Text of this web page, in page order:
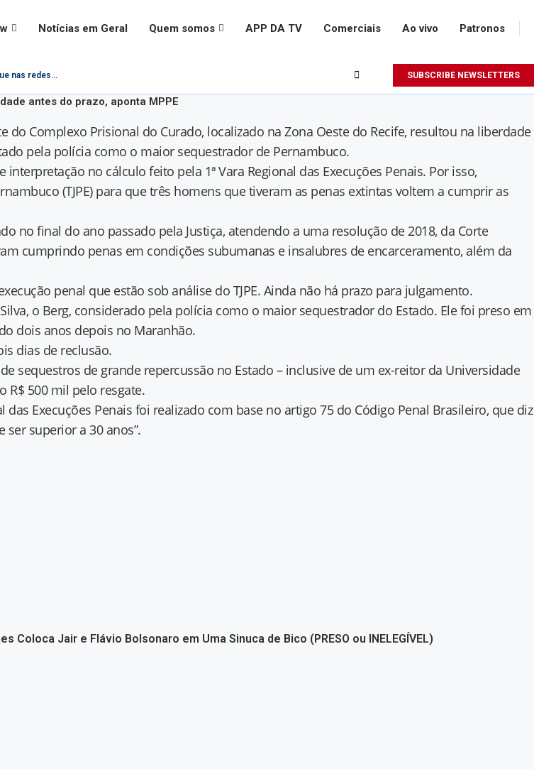
Notícias em Geral Quem somos APP DA TV Comerciais Ao vivo Patronos
nas redes... SUBSCRIBE NEWSLETTERS
antes do prazo, aponta MPPE
Complexo Prisional do Curado, localizado na Zona Oeste do Recife, resultou na liberdade
pela polícia como o maior sequestrador de Pernambuco.
no cálculo feito pela 1ª Vara Regional das Execuções Penais. Por isso,
(TJPE) para que três homens que tiveram as penas extintas voltem a cumprir as
no final do ano passado pela Justiça, atendendo a uma resolução de 2018, da Corte
cumprindo penas em condições subumanas e insalubres de encarceramento, além da
penal que estão sob análise do TJPE. Ainda não há prazo para julgamento.
o Berg, considerado pela polícia como o maior sequestrador do Estado. Ele foi preso em
dois anos depois no Maranhão.
dias de reclusão.
sequestros de grande repercussão no Estado – inclusive de um ex-reitor da Universidade
R$ 500 mil pelo resgate.
Execuções Penais foi realizado com base no artigo 75 do Código Penal Brasileiro, que diz
superior a 30 anos”.
Coloca Jair e Flávio Bolsonaro em Uma Sinuca de Bico (PRESO ou INELEGÍVEL)